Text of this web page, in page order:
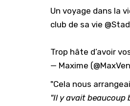
Un voyage dans la
club de sa vie
Trop hâte d’avoir
— Maxime
"Cela nous
"Il y avait beaucoup